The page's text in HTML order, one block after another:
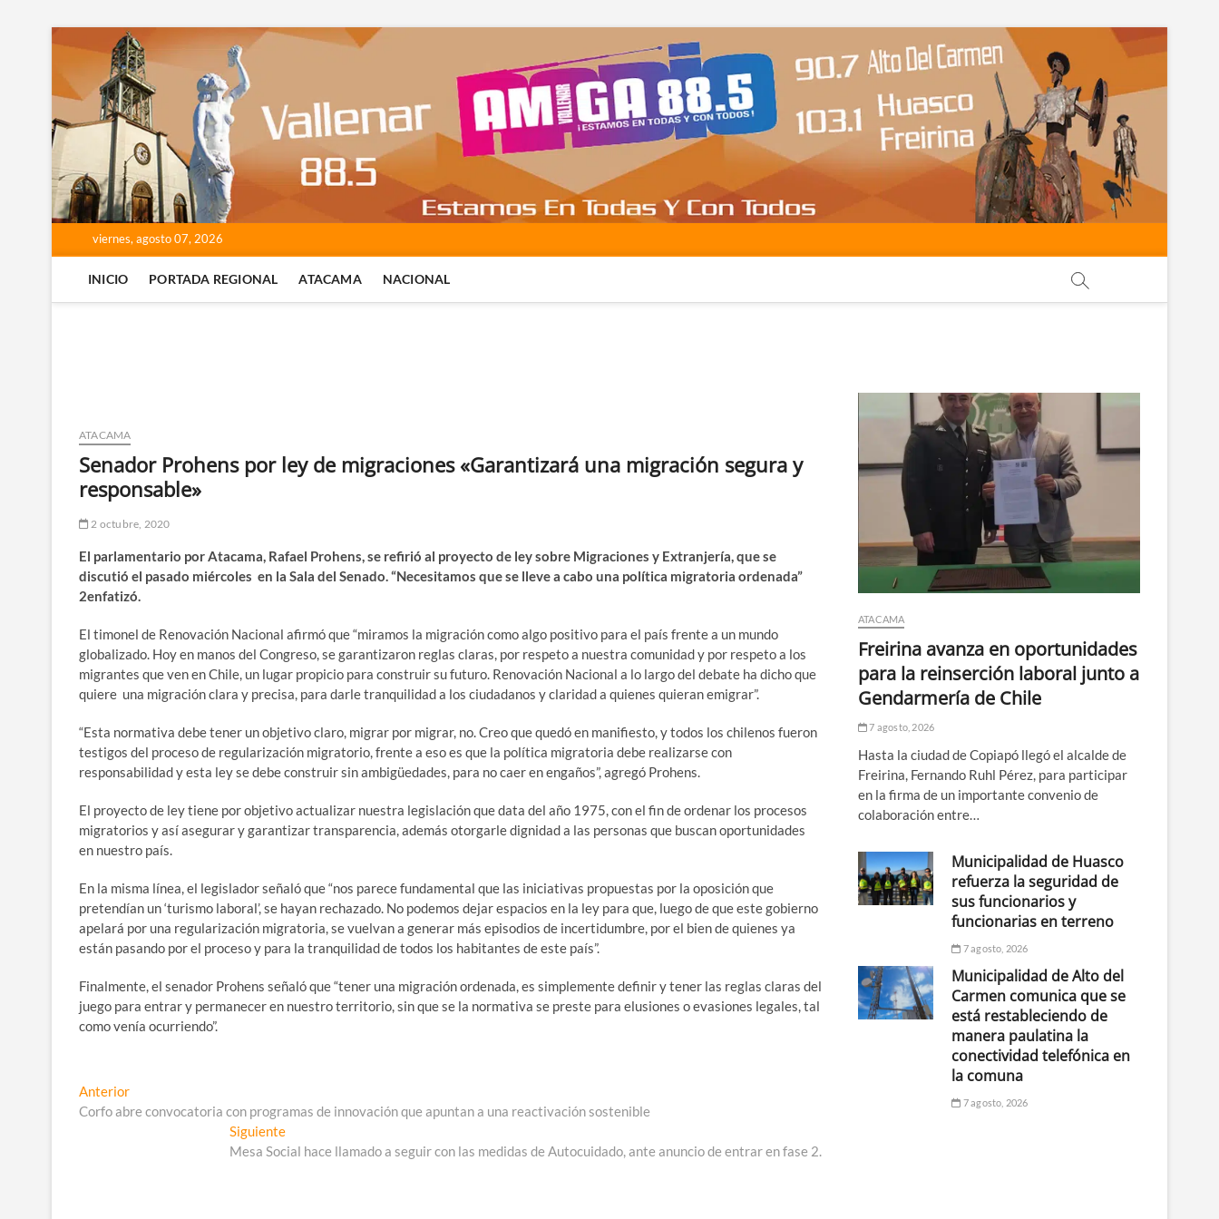
contenido
viernes, agosto 07, 2026
INICIO PORTADA REGIONAL ATACAMA NACIONAL
ATACAMA
Senador Prohens por ley de migraciones «Garantizará una migración segura y
responsable»
2 octubre, 2020
El parlamentario por Atacama, Rafael Prohens, se refirió al proyecto de ley sobre Migraciones y Extranjería, que se
discutió el pasado miércoles en la Sala del Senado. “Necesitamos que se lleve a cabo una política migratoria ordenada”
2enfatizó.
El timonel de Renovación Nacional afirmó que “miramos la migración como algo positivo para el país frente a un mundo
globalizado. Hoy en manos del Congreso, se garantizaron reglas claras, por respeto a nuestra comunidad y por respeto a los
migrantes que ven en Chile, un lugar propicio para construir su futuro. Renovación Nacional a lo largo del debate ha dicho que
quiere una migración clara y precisa, para darle tranquilidad a los ciudadanos y claridad a quienes quieran emigrar”.
“Esta normativa debe tener un objetivo claro, migrar por migrar, no. Creo que quedó en manifiesto, y todos los chilenos fueron
testigos del proceso de regularización migratorio, frente a eso es que la política migratoria debe realizarse con
responsabilidad y esta ley se debe construir sin ambigüedades, para no caer en engaños”, agregó Prohens.
El proyecto de ley tiene por objetivo actualizar nuestra legislación que data del año 1975, con el fin de ordenar los procesos
migratorios y así asegurar y garantizar transparencia, además otorgarle dignidad a las personas que buscan oportunidades
en nuestro país.
En la misma línea, el legislador señaló que “nos parece fundamental que las iniciativas propuestas por la oposición que
pretendían un ‘turismo laboral’, se hayan rechazado. No podemos dejar espacios en la ley para que, luego de que este gobierno
apelará por una regularización migratoria, se vuelvan a generar más episodios de incertidumbre, por el bien de quienes ya
están pasando por el proceso y para la tranquilidad de todos los habitantes de este país”.
Finalmente, el senador Prohens señaló que “tener una migración ordenada, es simplemente definir y tener las reglas claras del
juego para entrar y permanecer en nuestro territorio, sin que se la normativa se preste para elusiones o evasiones legales, tal
como venía ocurriendo”.
Navegación
de
AnteriorEntrada
anterior:
Corfo abre convocatoria con programas de innovación que apuntan a una reactivación sostenible
SiguienteEntrada
siguiente:
Mesa Social hace llamado a seguir con las medidas de Autocuidado, ante anuncio de entrar en fase 2.
ATACAMA
Freirina avanza en oportunidades
para la reinserción laboral junto a
Gendarmería de Chile
7 agosto, 2026
Hasta la ciudad de Copiapó llegó el alcalde de
Freirina, Fernando Ruhl Pérez, para participar
en la firma de un importante convenio de
colaboración entre…
Municipalidad de Huasco
refuerza la seguridad de
sus funcionarios y
funcionarias en terreno
7 agosto, 2026
Municipalidad de Alto del
Carmen comunica que se
está restableciendo de
manera paulatina la
conectividad telefónica en
la comuna
7 agosto, 2026